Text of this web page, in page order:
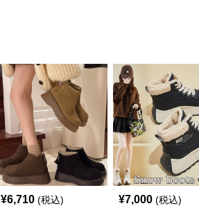
¥6,710 (税込) ¥7,000 (税込)